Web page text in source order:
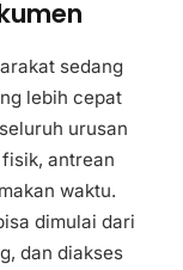
sedang
lebih cepat
urusan
antrean
waktu.
dimulai dari
dan diakses